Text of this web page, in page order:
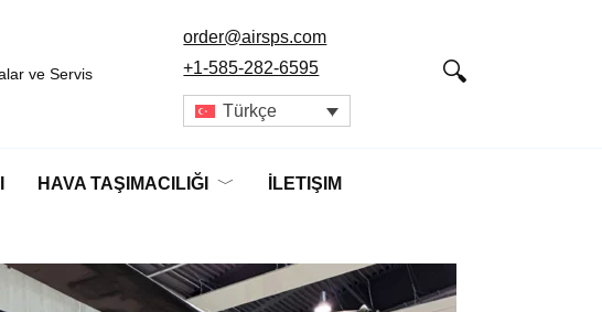
ve Servis
order@airsps.com
+1-585-282-6595
Türkçe
HAVA TAŞIMACILIĞI İLETIŞIM